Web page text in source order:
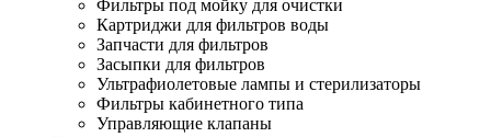
Фильтры под мойку для очистки
Картриджи для фильтров воды
Запчасти для фильтров
Засыпки для фильтров
Ультрафиолетовые лампы и стерилизаторы
Фильтры кабинетного типа
Управляющие клапаны